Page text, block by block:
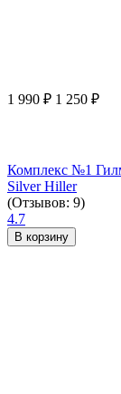
1 990 ₽ 1 250 ₽
Комплекс №1
Silver Hiller
(Отзывов: 9)
4.7
В корзину